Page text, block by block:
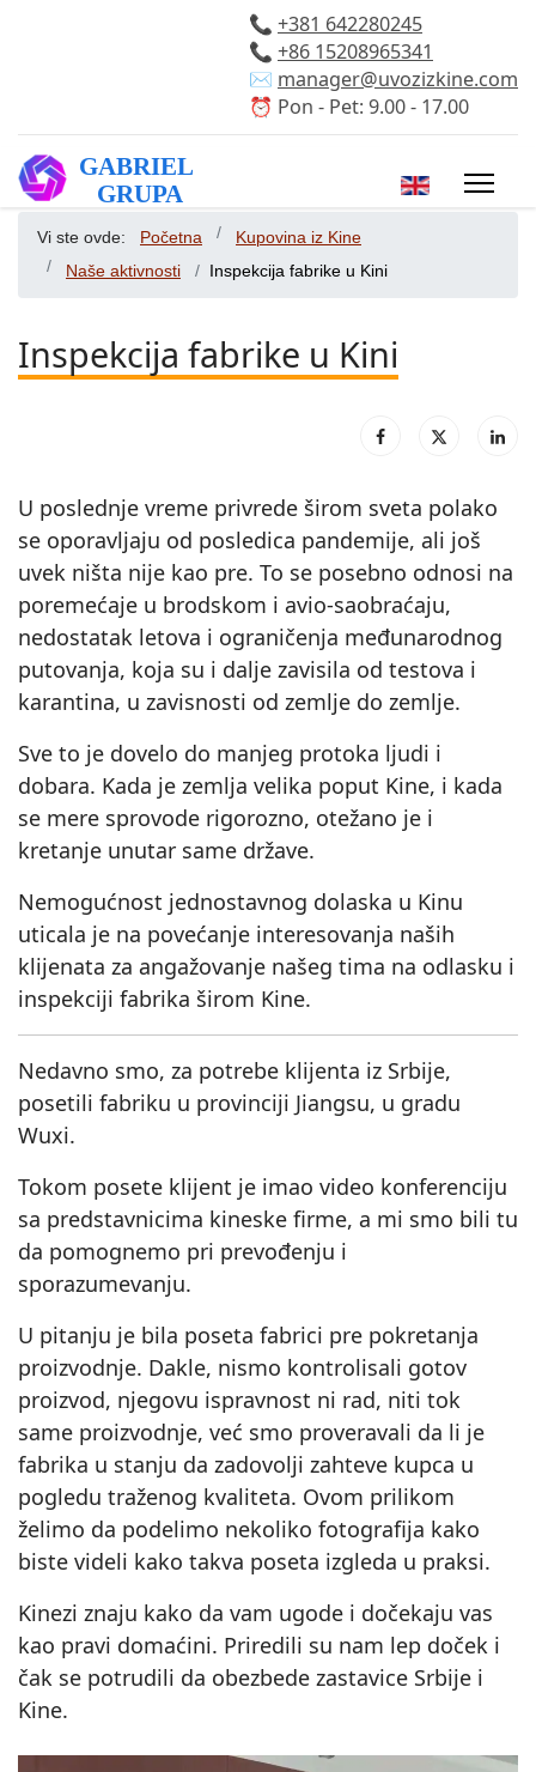
📞 +381 642280245
📞 +86 15208965341
✉️ manager@uvozizkine.com
⏰ Pon - Pet: 9.00 - 17.00
Izaberite vaš
Vi ste ovde: Početna
Kupovina iz Kine
Naše aktivnosti
Inspekcija fabrike u Kini
Inspekcija fabrike u Kini
U poslednje vreme privrede širom sveta polako
se oporavljaju od posledica pandemije, ali još
uvek ništa nije kao pre. To se posebno odnosi na
poremećaje u brodskom i avio-saobraćaju,
nedostatak letova i ograničenja međunarodnog
putovanja, koja su i dalje zavisila od testova i
karantina, u zavisnosti od zemlje do zemlje.
Sve to je dovelo do manjeg protoka ljudi i
dobara. Kada je zemlja velika poput Kine, i kada
se mere sprovode rigorozno, otežano je i
kretanje unutar same države.
Nemogućnost jednostavnog dolaska u Kinu
uticala je na povećanje interesovanja naših
klijenata za angažovanje našeg tima na odlasku i
inspekciji fabrika širom Kine.
Nedavno smo, za potrebe klijenta iz Srbije,
posetili fabriku u provinciji Jiangsu, u gradu
Wuxi.
Tokom posete klijent je imao video konferenciju
sa predstavnicima kineske firme, a mi smo bili tu
da pomognemo pri prevođenju i
sporazumevanju.
U pitanju je bila poseta fabrici pre pokretanja
proizvodnje. Dakle, nismo kontrolisali gotov
proizvod, njegovu ispravnost ni rad, niti tok
same proizvodnje, već smo proveravali da li je
fabrika u stanju da zadovolji zahteve kupca u
pogledu traženog kvaliteta. Ovom prilikom
želimo da podelimo nekoliko fotografija kako
biste videli kako takva poseta izgleda u praksi.
Kinezi znaju kako da vam ugode i dočekaju vas
kao pravi domaćini. Priredili su nam lep doček i
čak se potrudili da obezbede zastavice Srbije i
Kine.